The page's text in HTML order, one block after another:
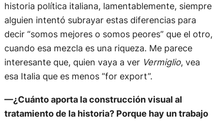
historia política italiana, lamentablemente, siempre
alguien intentó subrayar estas diferencias para
decir “somos mejores o somos peores” que el otro,
cuando esa mezcla es una riqueza. Me parece
interesante que, quien vaya a ver Vermiglio, vea
esa Italia que es menos “for export”.
—¿Cuánto aporta la construcción visual al
tratamiento de la historia? Porque hay un trabajo